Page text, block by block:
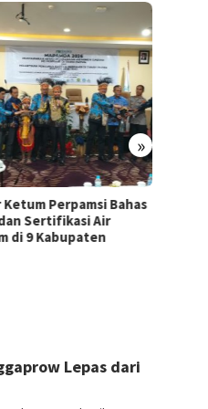
»
Ketum Perpamsi Bahas
Sertifikasi Air
di 9 Kabupaten
Lepas dari